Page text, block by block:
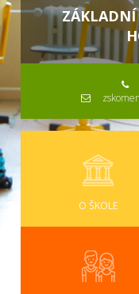
ZÁKLADNÍ
O ŠKOLE